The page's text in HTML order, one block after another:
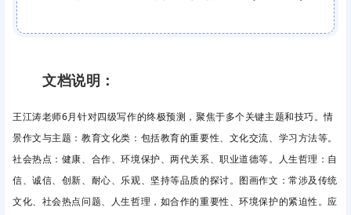
文档说明：
王江涛老师6月针对四级写作的终极预测，聚焦于多个关键主题和技巧。情
景作文与主题：教育文化类：包括教育的重要性、文化交流、学习方法等。
社会热点：健康、合作、环境保护、两代关系、职业道德等。人生哲理：自
信、诚信、创新、耐心、乐观、坚持等品质的探讨。图画作文：常涉及传统
文化、社会热点问题、人生哲理，如合作的重要性、环境保护的紧迫性。应